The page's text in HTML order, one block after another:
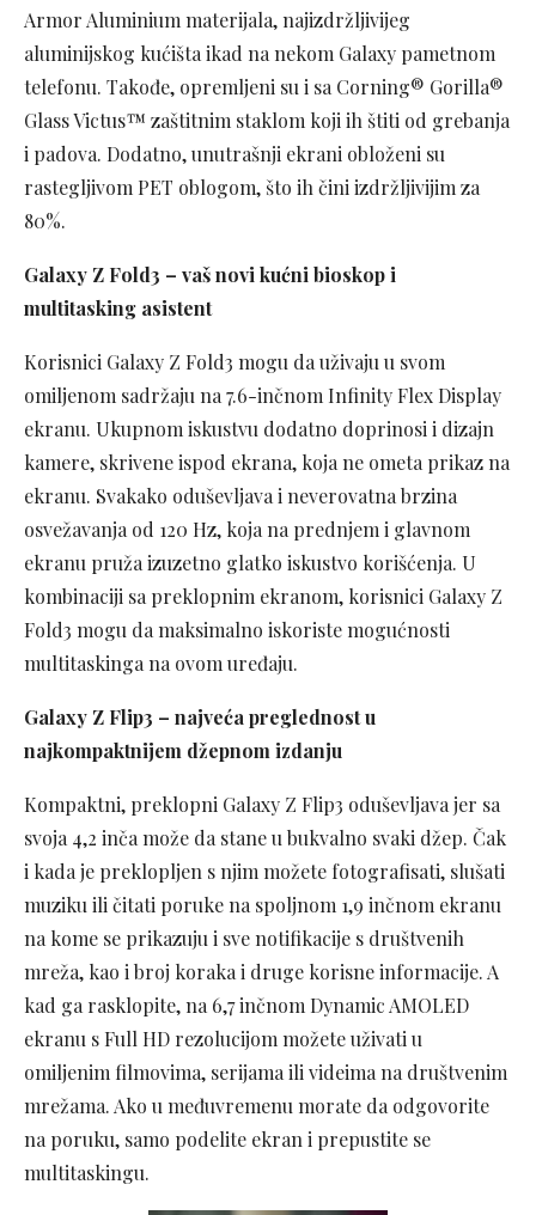
Armor Aluminium materijala, najizdržljivijeg
aluminijskog kućišta ikad na nekom Galaxy pametnom
telefonu. Takođe, opremljeni su i sa Corning® Gorilla®
Glass Victus™ zaštitnim staklom koji ih štiti od grebanja
i padova. Dodatno, unutrašnji ekrani obloženi su
rastegljivom PET oblogom, što ih čini izdržljivijim za
80%.
Galaxy Z Fold3 – vaš novi kućni bioskop i
multitasking asistent
Korisnici Galaxy Z Fold3 mogu da uživaju u svom
omiljenom sadržaju na 7.6-inčnom Infinity Flex Display
ekranu. Ukupnom iskustvu dodatno doprinosi i dizajn
kamere, skrivene ispod ekrana, koja ne ometa prikaz na
ekranu. Svakako oduševljava i neverovatna brzina
osvežavanja od 120 Hz, koja na prednjem i glavnom
ekranu pruža izuzetno glatko iskustvo korišćenja. U
kombinaciji sa preklopnim ekranom, korisnici Galaxy Z
Fold3 mogu da maksimalno iskoriste mogućnosti
multitaskinga na ovom uređaju.
Galaxy Z Flip3 – najveća preglednost u
najkompaktnijem džepnom izdanju
Kompaktni, preklopni Galaxy Z Flip3 oduševljava jer sa
svoja 4,2 inča može da stane u bukvalno svaki džep. Čak
i kada je preklopljen s njim možete fotografisati, slušati
muziku ili čitati poruke na spoljnom 1,9 inčnom ekranu
na kome se prikazuju i sve notifikacije s društvenih
mreža, kao i broj koraka i druge korisne informacije. A
kad ga rasklopite, na 6,7 inčnom Dynamic AMOLED
ekranu s Full HD rezolucijom možete uživati u
omiljenim filmovima, serijama ili videima na društvenim
mrežama. Ako u međuvremenu morate da odgovorite
na poruku, samo podelite ekran i prepustite se
multitaskingu.